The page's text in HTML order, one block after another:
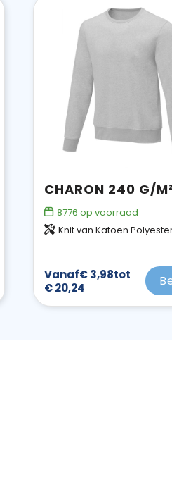
8776 op voorraad
Knit van Katoen Polyester,
Vanaf€ 3,98tot
€ 20,24